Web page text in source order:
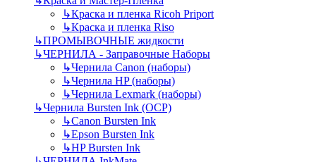
↳Краска и пленка Ricoh Priport
↳Краска и пленка Riso
↳ПРОМЫВОЧНЫЕ жидкости
↳ЧЕРНИЛА - Заправочные Наборы
↳Чернила Canon (наборы)
↳Чернила HP (наборы)
↳Чернила Lexmark (наборы)
↳Чернила Bursten Ink (OCP)
↳Canon Bursten Ink
↳Epson Bursten Ink
↳HP Bursten Ink